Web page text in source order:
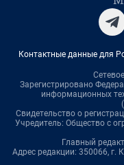
Контактные данные для
Зарегистрировано
информационных
Свидетельство о
Учредитель: Общество с
Главный
Адрес редакции: 350066, г.